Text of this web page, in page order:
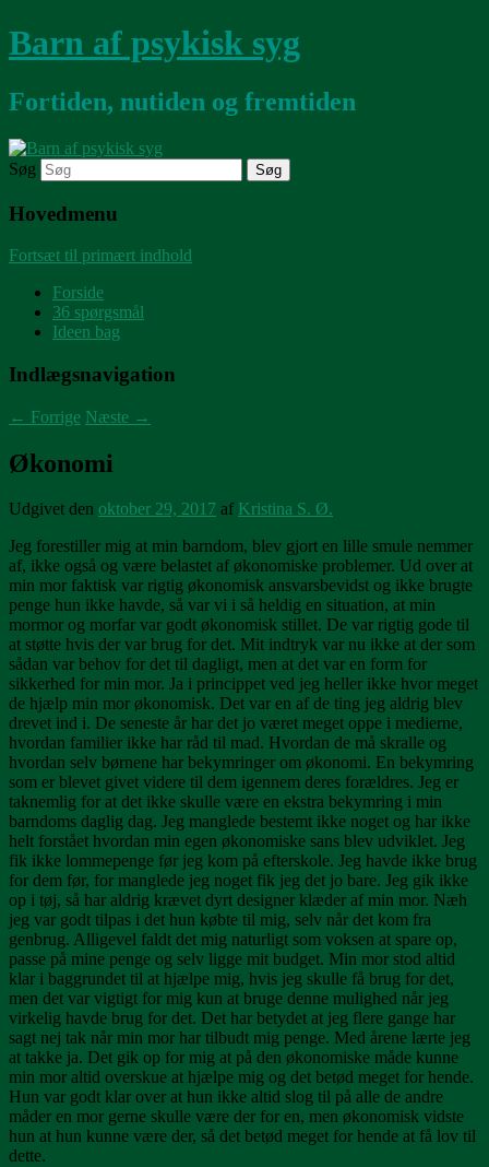
Barn af psykisk syg
Fortiden, nutiden og fremtiden
Søg
Hovedmenu
Fortsæt til primært indhold
Forside
36 spørgsmål
Ideen bag
Indlægsnavigation
← Forrige Næste →
Økonomi
Udgivet den oktober 29, 2017 af Kristina S. Ø.
Jeg forestiller mig at min barndom, blev gjort en lille smule nemmer
af, ikke også og være belastet af økonomiske problemer. Ud over at
min mor faktisk var rigtig økonomisk ansvarsbevidst og ikke brugte
penge hun ikke havde, så var vi i så heldig en situation, at min
mormor og morfar var godt økonomisk stillet. De var rigtig gode til
at støtte hvis der var brug for det. Mit indtryk var nu ikke at der som
sådan var behov for det til dagligt, men at det var en form for
sikkerhed for min mor. Ja i princippet ved jeg heller ikke hvor meget
de hjælp min mor økonomisk. Det var en af de ting jeg aldrig blev
drevet ind i. De seneste år har det jo været meget oppe i medierne,
hvordan familier ikke har råd til mad. Hvordan de må skralle og
hvordan selv børnene har bekymringer om økonomi. En bekymring
som er blevet givet videre til dem igennem deres forældres. Jeg er
taknemlig for at det ikke skulle være en ekstra bekymring i min
barndoms daglig dag. Jeg manglede bestemt ikke noget og har ikke
helt forstået hvordan min egen økonomiske sans blev udviklet. Jeg
fik ikke lommepenge før jeg kom på efterskole. Jeg havde ikke brug
for dem før, for manglede jeg noget fik jeg det jo bare. Jeg gik ikke
op i tøj, så har aldrig krævet dyrt designer klæder af min mor. Næh
jeg var godt tilpas i det hun købte til mig, selv når det kom fra
genbrug. Alligevel faldt det mig naturligt som voksen at spare op,
passe på mine penge og selv ligge mit budget. Min mor stod altid
klar i baggrundet til at hjælpe mig, hvis jeg skulle få brug for det,
men det var vigtigt for mig kun at bruge denne mulighed når jeg
virkelig havde brug for det. Det har betydet at jeg flere gange har
sagt nej tak når min mor har tilbudt mig penge. Med årene lærte jeg
at takke ja. Det gik op for mig at på den økonomiske måde kunne
min mor altid overskue at hjælpe mig og det betød meget for hende.
Hun var godt klar over at hun ikke altid slog til på alle de andre
måder en mor gerne skulle være der for en, men økonomisk vidste
hun at hun kunne være der, så det betød meget for hende at få lov til
dette.